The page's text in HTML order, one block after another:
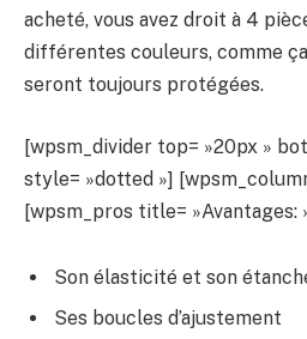
acheté, vous avez droit à 4
différentes couleurs, comme
seront toujours protégées.
[wpsm_divider top= »20px »
style= »dotted »]
[wpsm_pros title= »Avantages:
Son élasticité et son
Ses boucles d’ajustement